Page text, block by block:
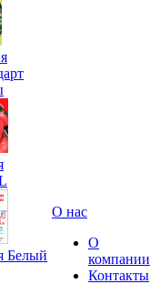
Белый
О нас
О
компании
Контакты